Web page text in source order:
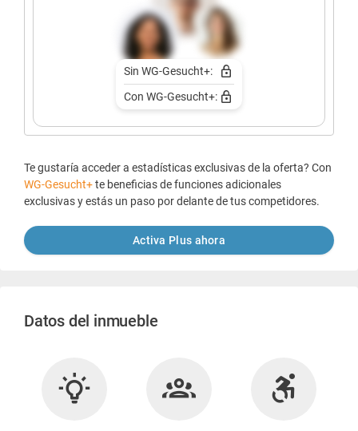
Sin WG-Gesucht+:
Con WG-Gesucht+:
Te gustaría acceder a estadísticas exclusivas de la oferta? Con
WG-Gesucht+te beneficias de funciones adicionales
exclusivas y estás un paso por delante de tus competidores.
Activa Plus ahora
Datos del inmueble